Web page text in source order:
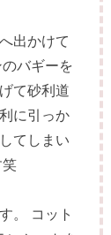
出かけて
バギーを
て砂利道
に引っか
てしまい
笑
。 コット